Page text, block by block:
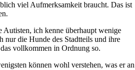
viel Aufmerksamkeit braucht. Das ist
ich kenne überhaupt wenige
nur die Hunde des Stadtteils und ihre
vollkommen in Ordnung so.
können wohl verstehen, was er an